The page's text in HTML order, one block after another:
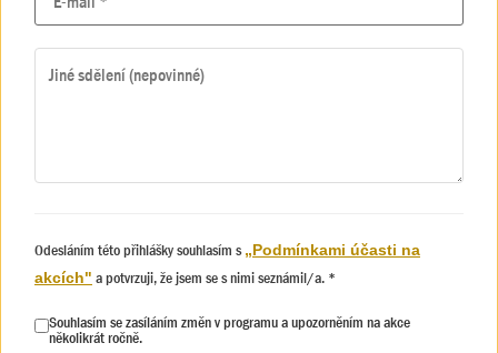
Odesláním této přihlášky souhlasím s„Podmínkami účasti na
akcích" a potvrzuji, že jsem se s nimi seznámil/a. *
Souhlasím se zasíláním změn v programu a upozorněním na akce
několikrát ročně.